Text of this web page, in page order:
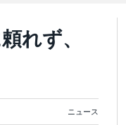
れず、
ニュース